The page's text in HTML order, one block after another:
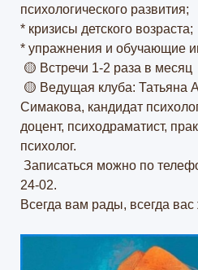
психологического развития;
* кризисы детского возраста;
* упражнения и обучающие
🟡 Встречи 1-2 раза в месяц
🟡 Ведущая клуба: Татьяна
Симакова, кандидат
доцент, психодраматист,
психолог.
Записаться можно по
24-02.
Всегда вам рады, всегда